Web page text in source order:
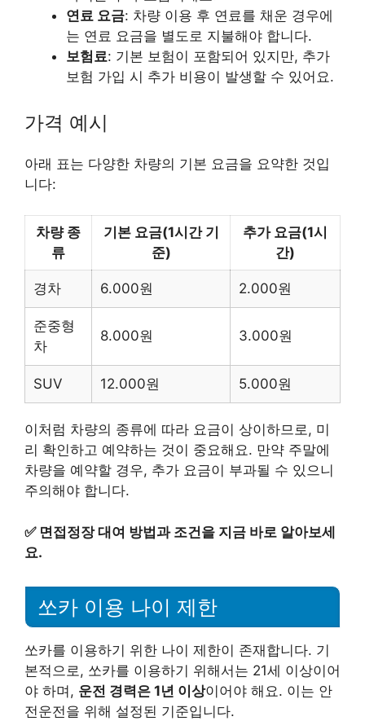
연료 요금: 차량 이용 후 연료를 채운 경우에
는 연료 요금을 별도로 지불해야 합니다.
보험료: 기본 보험이 포함되어 있지만, 추가
보험 가입 시 추가 비용이 발생할 수 있어요.
가격 예시
아래 표는 다양한 차량의 기본 요금을 요약한 것입
니다:
차량 종
류
기본 요금(1시간 기
준)
추가 요금(1시
간)
경차 6.000원 2.000원
준중형
차
8.000원 3.000원
SUV 12.000원 5.000원
이처럼 차량의 종류에 따라 요금이 상이하므로, 미
리 확인하고 예약하는 것이 중요해요. 만약 주말에
차량을 예약할 경우, 추가 요금이 부과될 수 있으니
주의해야 합니다.
✅ 면접정장 대여 방법과 조건을 지금 바로 알아보세
요.
쏘카 이용 나이 제한
쏘카를 이용하기 위한 나이 제한이 존재합니다. 기
본적으로, 쏘카를 이용하기 위해서는 21세 이상이어
야 하며, 운전 경력은 1년 이상이어야 해요. 이는 안
전운전을 위해 설정된 기준입니다.